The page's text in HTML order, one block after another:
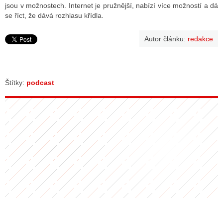
jsou v možnostech. Internet je pružnější, nabízí více možností a dá
se říct, že dává rozhlasu křídla.
Autor článku: redakce
Štítky: podcast